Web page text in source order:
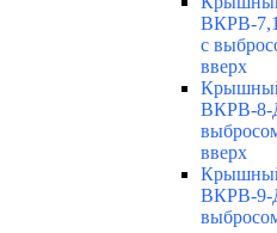
ВКРВ-
с
вверх
ВКРВ-8-
вверх
ВКРВ-9-